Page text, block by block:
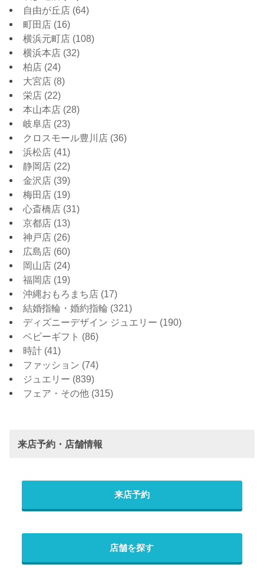
自由が丘店 (64)
町田店 (16)
横浜元町店 (108)
横浜本店 (32)
柏店 (24)
大宮店 (8)
栄店 (22)
本山本店 (28)
岐阜店 (23)
クロスモール豊川店 (36)
浜松店 (41)
静岡店 (22)
金沢店 (39)
梅田店 (19)
心斎橋店 (31)
京都店 (13)
神戸店 (26)
広島店 (60)
岡山店 (24)
福岡店 (19)
沖縄おもろまち店 (17)
結婚指輪・婚約指輪 (321)
ディズニーデザイン ジュエリー (190)
ベビーギフト (86)
時計 (41)
ファッション (74)
ジュエリー (839)
フェア・その他 (315)
来店予約・店舗情報
来店予約
店舗を探す